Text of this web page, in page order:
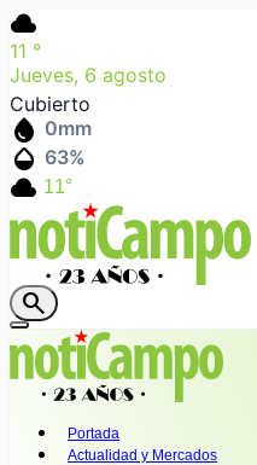
cloud
11 °
Jueves, 6 agosto
Cubierto
water_drop 0mm
humidity_mid 63%
cloud 11°
search
Portada
Actualidad y Mercados